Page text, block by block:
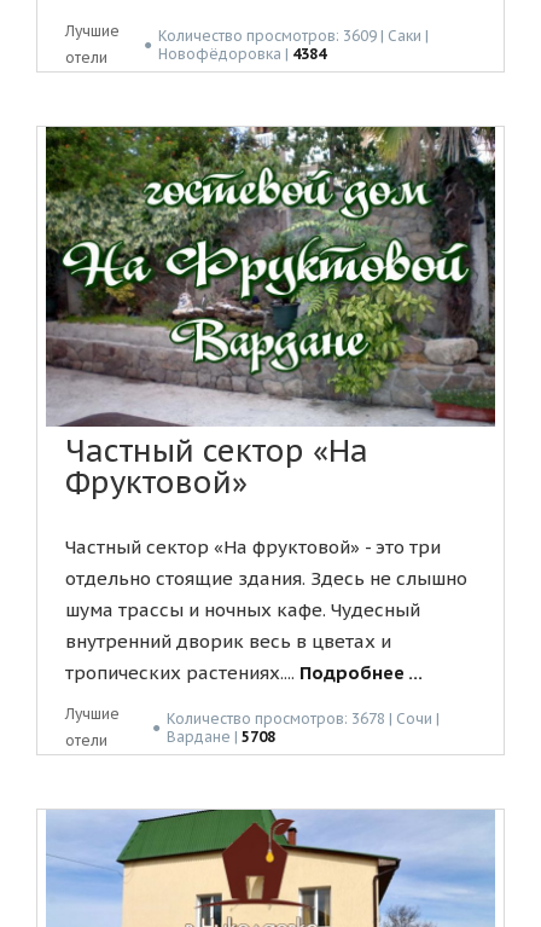
Лучшие
отели
● Количество просмотров: 3609 | Саки |
Новофёдоровка | 4384
Частный сектор «На
Фруктовой»
Частный сектор «На фруктовой» - это три
отдельно стоящие здания. Здесь не слышно
шума трассы и ночных кафе. Чудесный
внутренний дворик весь в цветах и
тропических растениях.... Подробнее ...
Лучшие
отели
● Количество просмотров: 3678 | Сочи |
Вардане | 5708